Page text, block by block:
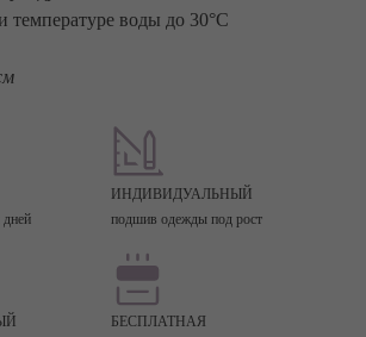
температуре воды до 30°C
дней
ИНДИВИДУАЛЬНЫЙ
подшив одежды под рост
БЕСПЛАТНАЯ